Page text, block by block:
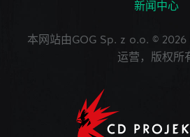
新闻中心
本网站由GOG Sp. z o.o. ©
运营，版权所